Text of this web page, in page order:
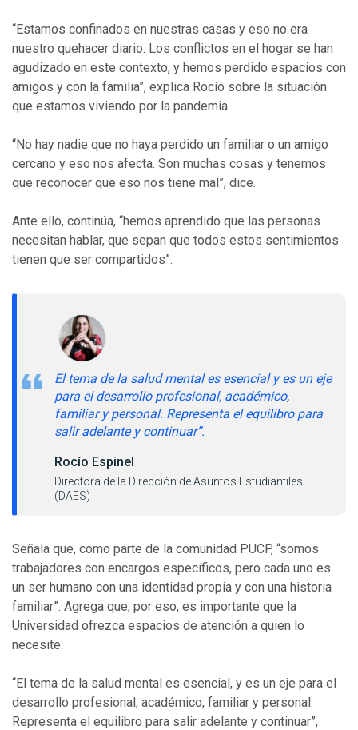
“Estamos confinados en nuestras casas y eso no era
nuestro quehacer diario. Los conflictos en el hogar se han
agudizado en este contexto, y hemos perdido espacios con
amigos y con la familia”, explica Rocío sobre la situación
que estamos viviendo por la pandemia.
“No hay nadie que no haya perdido un familiar o un amigo
cercano y eso nos afecta. Son muchas cosas y tenemos
que reconocer que eso nos tiene mal”, dice.
Ante ello, continúa, “hemos aprendido que las personas
necesitan hablar, que sepan que todos estos sentimientos
tienen que ser compartidos”.
El tema de la salud mental es esencial y es un eje
para el desarrollo profesional, académico,
familiar y personal. Representa el equilibro para
salir adelante y continuar”.
Rocío Espinel
Directora de la Dirección de Asuntos Estudiantiles
(DAES)
Señala que, como parte de la comunidad PUCP, “somos
trabajadores con encargos específicos, pero cada uno es
un ser humano con una identidad propia y con una historia
familiar”. Agrega que, por eso, es importante que la
Universidad ofrezca espacios de atención a quien lo
necesite.
“El tema de la salud mental es esencial, y es un eje para el
desarrollo profesional, académico, familiar y personal.
Representa el equilibro para salir adelante y continuar”,